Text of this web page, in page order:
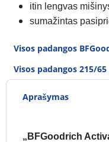
itin lengvas
sumažintas
Visos padangos
Visos padangos‎ 215/65
Aprašymas
„BFGoodrich